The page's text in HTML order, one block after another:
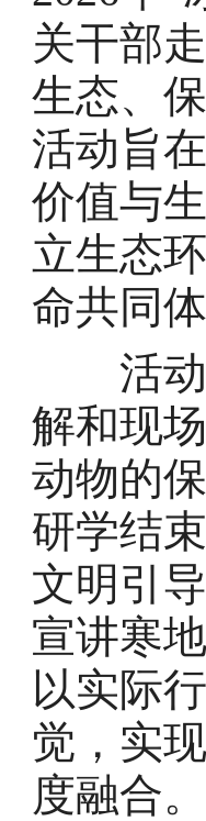
关干部
生态、
活动旨
价值与
立生态
命共同
活动
解和现
动物的
研学结
文明引
宣讲寒
以实际
觉，实
度融合。